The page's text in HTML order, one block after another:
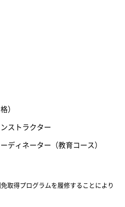
）
ストラクター
ディネーター（教育コース）
取得プログラムを履修することにより